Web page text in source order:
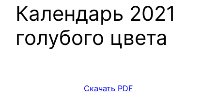
Календарь 2021
голубого цвета
Скачать PDF